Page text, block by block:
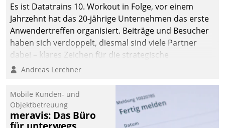
Es ist Datatrains 10. Workout in Folge, vor einem
Jahrzehnt hat das 20-jährige Unternehmen das erste
Anwendertreffen organisiert. Beiträge und Besucher
haben sich verdoppelt, diesmal sind viele Partner
dabei – klares Zeichen für die strategische
Fokussierung auf den Kunden.
Andreas Lerchner
Mobile Kunden- und
Objektbetreuung
meravis: Das Büro